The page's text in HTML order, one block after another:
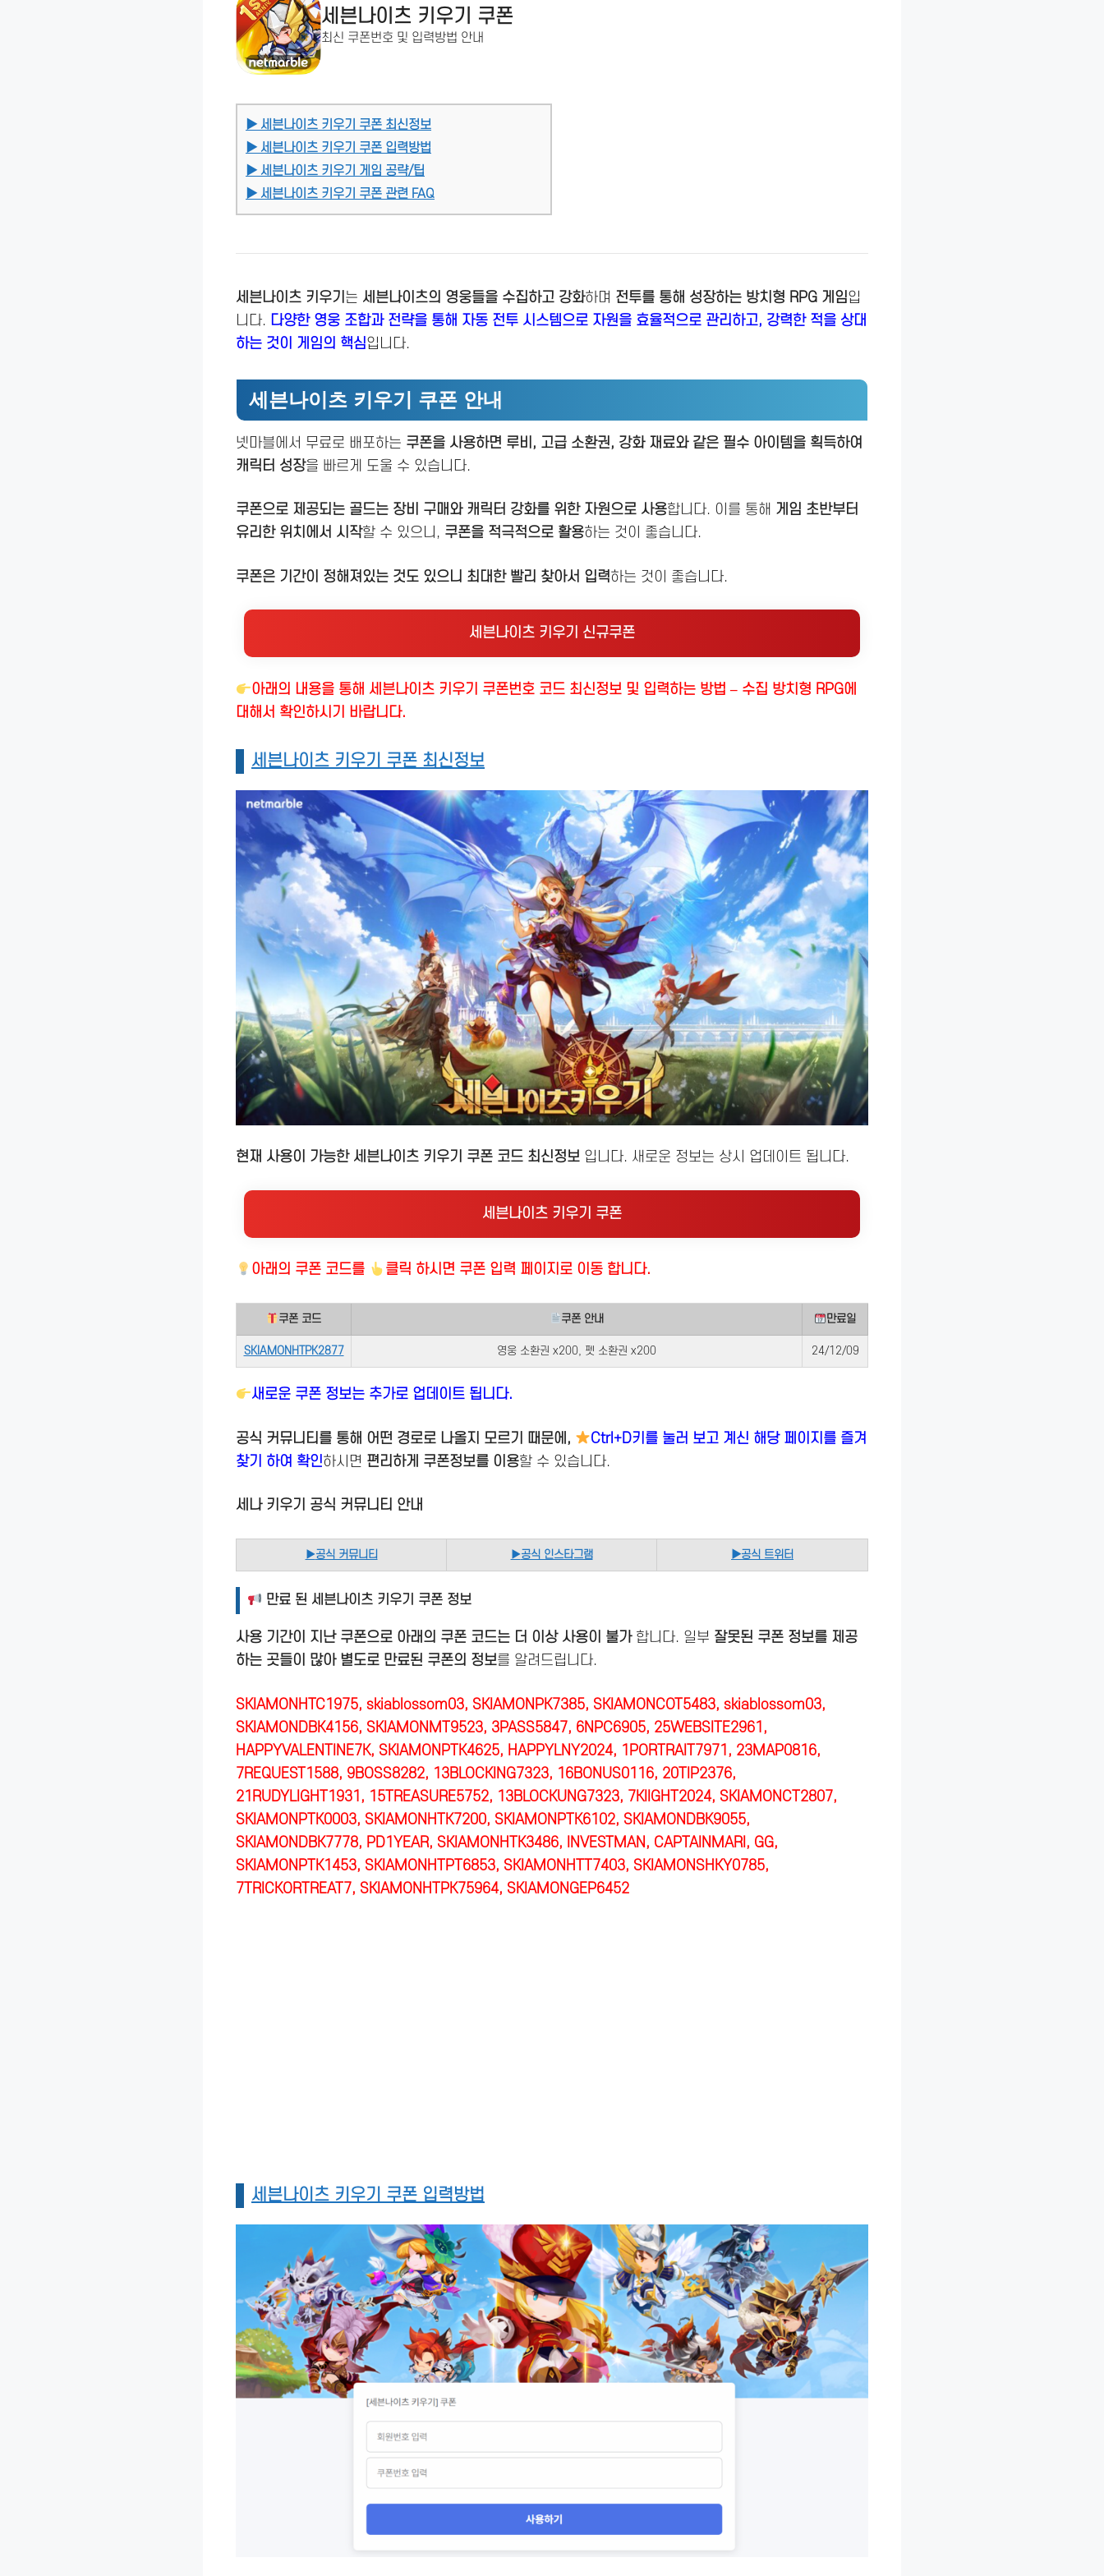
세븐나이츠 키우기 쿠폰
최신 쿠폰번호 및 입력방법 안내
▶ 세븐나이츠 키우기 쿠폰 최신정보
▶ 세븐나이츠 키우기 쿠폰 입력방법
▶ 세븐나이츠 키우기 게임 공략/팁
▶ 세븐나이츠 키우기 쿠폰 관련 FAQ
세븐나이츠 키우기 는 세븐나이츠의 영웅들을 수집하고 강화하며 전투를 통해 성장하는 방치형 RPG 게임입
니다. 다양한 영웅 조합과 전략을 통해 자동 전투 시스템으로 자원을 효율적으로 관리하고, 강력한 적을 상대
하는 것이 게임의 핵심입니다.
세븐나이츠 키우기 쿠폰 안내
넷마블에서 무료로 배포하는 쿠폰을 사용하면 루비, 고급 소환권, 강화 재료와 같은 필수 아이템을 획득하여
캐릭터 성장을 빠르게 도울 수 있습니다.
쿠폰으로 제공되는 골드는 장비 구매와 캐릭터 강화를 위한 자원으로 사용합니다. 이를 통해 게임 초반부터
유리한 위치에서 시작할 수 있으니, 쿠폰을 적극적으로 활용하는 것이 좋습니다.
쿠폰은 기간이 정해져있는 것도 있으니 최대한 빨리 찾아서 입력하는 것이 좋습니다.
세븐나이츠 키우기 신규쿠폰
아래의 내용을 통해 세븐나이츠 키우기 쿠폰번호 코드 최신정보 및 입력하는 방법 – 수집 방치형 RPG에
대해서 확인하시기 바랍니다.
세븐나이츠 키우기 쿠폰 최신정보
현재 사용이 가능한 세븐나이츠 키우기 쿠폰 코드 최신정보 입니다. 새로운 정보는 상시 업데이트 됩니다.
세븐나이츠 키우기 쿠폰
아래의 쿠폰 코드를 클릭 하시면 쿠폰 입력 페이지로 이동 합니다.
쿠폰 코드 쿠폰 안내 만료일
SKIAMONHTPK2877 영웅 소환권 x200, 펫 소환권 x200 24/12/09
새로운 쿠폰 정보는 추가로 업데이트 됩니다.
공식 커뮤니티를 통해 어떤 경로로 나올지 모르기 때문에,
Ctrl+D키를 눌러 보고 계신 해당 페이지를 즐겨
찾기 하여 확인하시면 편리하게 쿠폰정보를 이용할 수 있습니다.
세나 키우기 공식 커뮤니티 안내
▶공식 커뮤니티 ▶공식 인스타그램 ▶공식 트위터
만료 된 세븐나이츠 키우기 쿠폰 정보
사용 기간이 지난 쿠폰으로 아래의 쿠폰 코드는 더 이상 사용이 불가합니다. 일부 잘못된 쿠폰 정보를 제공
하는 곳들이 많아 별도로 만료된 쿠폰의 정보를 알려드립니다.
SKIAMONHTC1975, skiablossom03, SKIAMONPK7385, SKIAMONCOT5483, skiablossom03,
SKIAMONDBK4156, SKIAMONMT9523, 3PASS5847, 6NPC6905, 25WEBSITE2961,
HAPPYVALENTINE7K, SKIAMONPTK4625, HAPPYLNY2024, 1PORTRAIT7971, 23MAP0816,
7REQUEST1588, 9BOSS8282, 13BLOCKING7323, 16BONUS0116, 20TIP2376,
21RUDYLIGHT1931, 15TREASURE5752, 13BLOCKUNG7323, 7KIIGHT2024, SKIAMONCT2807,
SKIAMONPTK0003, SKIAMONHTK7200, SKIAMONPTK6102, SKIAMONDBK9055,
SKIAMONDBK7778, PD1YEAR, SKIAMONHTK3486, INVESTMAN, CAPTAINMARI, GG,
SKIAMONPTK1453, SKIAMONHTPT6853, SKIAMONHTT7403, SKIAMONSHKY0785,
7TRICKORTREAT7, SKIAMONHTPK75964, SKIAMONGEP6452
세븐나이츠 키우기 쿠폰 입력방법